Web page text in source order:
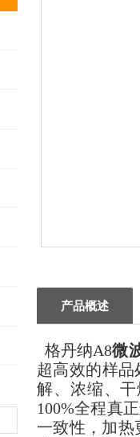
产品概述
格丹纳A8微
超高效的样
解、浓缩、
100%全程真
一致性，加